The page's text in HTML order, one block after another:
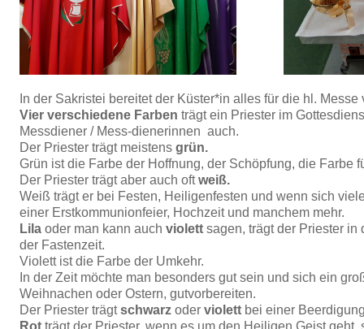
In der Sakristei bereitet der Küster*in alles für die hl. Messe
Vier verschiedene Farben trägt ein Priester im
Messdiener / Mess-dienerinnen auch.
Der Priester trägt meistens grün.
Grün ist die Farbe der Hoffnung, der Schöpfung, die Farbe
Der Priester trägt aber auch oftweiß.
Weiß trägt er bei Festen, Heiligenfesten und wenn sich
einer Erstkommunionfeier, Hochzeit und manchem mehr.
Lila oder man kann auch violett sagen, trägt der Priester in
der Fastenzeit.
Violett ist die Farbe der Umkehr.
In der Zeit möchte man besonders gut sein und sich ein
Weihnachen oder Ostern, gutvorbereiten.
Der Priester trägtschwarz oder violett bei einer
Rot trägt der Priester, wenn es um den Heiligen Geist geht,